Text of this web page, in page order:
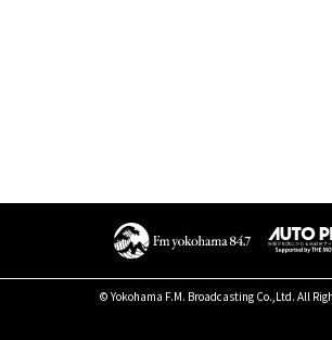
© Yokohama F.M. Broadcasting Co.,Ltd. All